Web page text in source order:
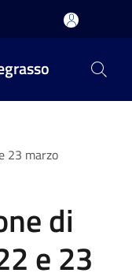
23 marzo
di
e 23